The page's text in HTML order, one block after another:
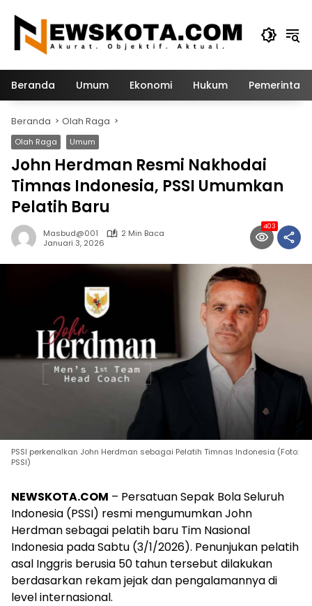
konten
Beranda Umum Ekonomi Hukum
Beranda Olah Raga
Olah Raga Umum
John Herdman Resmi Nakhodai
Timnas Indonesia, PSSI Umumkan
Pelatih Baru
Masbud@001
2 Min Baca
Januari 3, 2026
403
PSSI perkenalkan John Herdman sebagai Pelatih Timnas Indonesia (Foto:
PSSI)
NEWSKOTA.COM – Persatuan Sepak Bola Seluruh
Indonesia (PSSI) resmi mengumumkan John
Herdman sebagai pelatih baru Tim Nasional
Indonesia pada Sabtu (3/1/2026). Penunjukan pelatih
asal Inggris berusia 50 tahun tersebut dilakukan
berdasarkan rekam jejak dan pengalamannya di
level internasional.